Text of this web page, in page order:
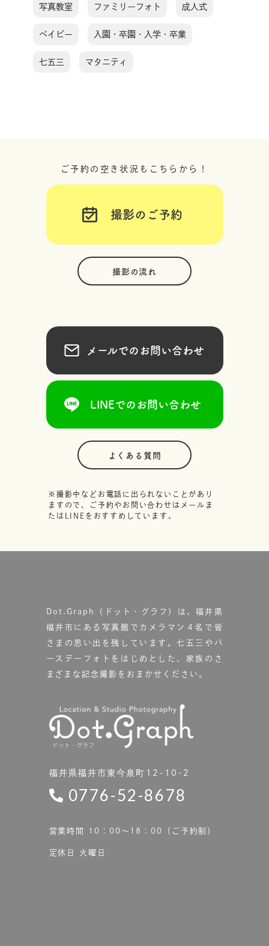
写真教室 ファミリーフォト 成人式
ベイビー 入園・卒園・入学・卒業
七五三 マタニティ
ご予約の空き状況もこちらから！
撮影のご予約
撮影の流れ
メールでのお問い合わせ
LINEでのお問い合わせ
よくある質問
※撮影中などお電話に出られないことがあり
ますので、ご予約やお問い合わせはメールま
たはLINEをおすすめしています。
Dot.Graph（ドット・グラフ）は、福井県
福井市にある写真館で カメラマン４名で皆
さまの思い出を残しています。七五三やバ
ースデーフォトをはじめとした、家族のさ
まざまな記念撮影をおまかせください。
福井県福井市東今泉町12-10-2
0776-52-8678
営業時間 10：00〜18：00（ご予約制）
定休日 火曜日